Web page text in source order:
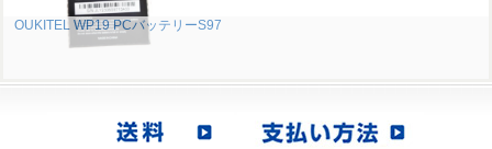
OUKITEL WP19 PCバッテリーS97